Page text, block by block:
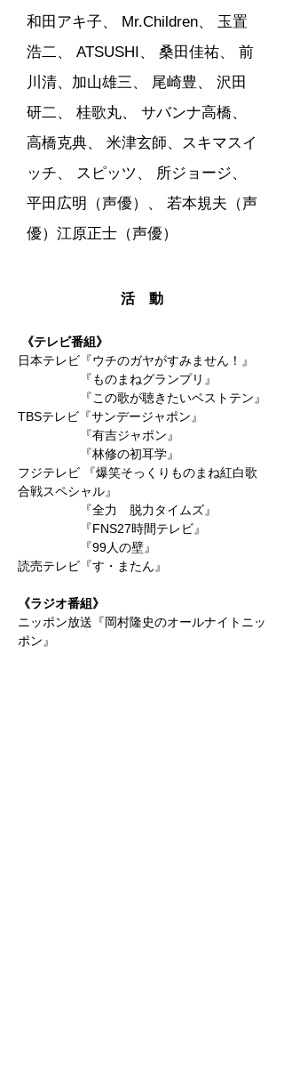
和田アキ子、 Mr.Children、 玉置
浩二、 ATSUSHI、 桑田佳祐、 前
川清、加山雄三、 尾崎豊、 沢田
研二、 桂歌丸、 サバンナ高橋、
高橋克典、 米津玄師、スキマスイ
ッチ、 スピッツ、 所ジョージ、
平田広明（声優）、 若本規夫（声
優）江原正士（声優）
活 動
《テレビ番組》
日本テレビ『ウチのガヤがすみません！』
『ものまねグランプリ』
『この歌が聴きたいベストテン』
TBSテレビ『サンデージャポン』
『有吉ジャポン』
『林修の初耳学』
フジテレビ 『爆笑そっくりものまね紅白歌
合戦スペシャル』
『全力 脱力タイムズ』
『FNS27時間テレビ』
『99人の壁』
読売テレビ『す・またん』
《ラジオ番組》
ニッポン放送『岡村隆史のオールナイトニッ
ポン』